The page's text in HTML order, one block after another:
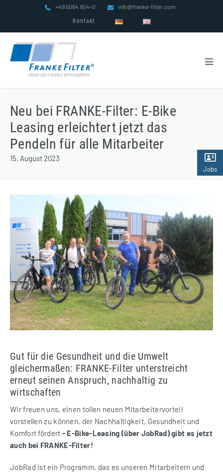
+49 5064 904-0 info@franke-filter.com
Kontakt
Neu bei FRANKE-Filter: E-Bike
Leasing erleichtert jetzt das
Pendeln für alle Mitarbeiter
15. August 2023
Gut für die Gesundheit und die Umwelt
gleichermaßen: FRANKE-Filter unterstreicht
erneut seinen Anspruch, nachhaltig zu
wirtschaften
Wir freuen uns, einen tollen neuen Mitarbeitervorteil
vorstellen zu können, der Nachhaltigkeit, Gesundheit und
Komfort fördert - E-Bike-Leasing (über JobRad) gibt es jetzt
auch bei FRANKE-Filter!
JobRad ist ein Programm, das es unseren Mitarbeitern und
Jobs